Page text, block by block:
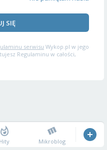
SIĘ
serwisu Wykop.pl w jego
Regulaminu w całości,
Hity Mikroblog